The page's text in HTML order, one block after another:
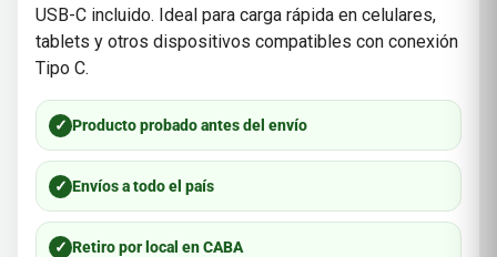
USB-C incluido. Ideal para carga rápida en celulares,
tablets y otros dispositivos compatibles con conexión
Tipo C.
✓ Producto probado antes del envío
✓ Envíos a todo el país
✓ Retiro por local en CABA